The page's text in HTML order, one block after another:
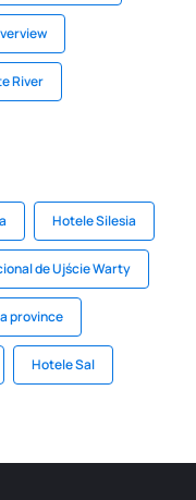
River
Hotele Silesia
de Ujście Warty
province
Hotele Sal